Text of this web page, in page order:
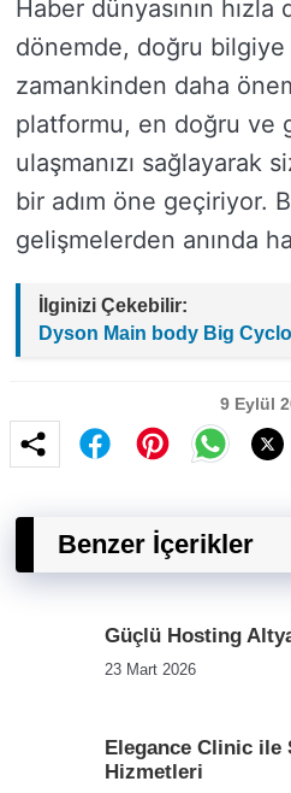
Haber dünyasının
dönemde, doğru
zamankinden daha
platformu, en doğru ve
ulaşmanızı sağlayarak
bir adım öne geçiriyor.
gelişmelerden anında
İlginizi Çekebilir:
Dyson Main body Big
9 Eylül
Benzer İçerikler
Güçlü Hosting
23 Mart 2026
Elegance Clinic ile
Hizmetleri